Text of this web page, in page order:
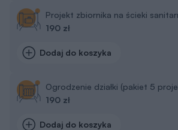
Projekt zbiornika na ścieki
190 zł
Dodaj do koszyka
Ogrodzenie działki (pakiet 5
190 zł
Dodaj do koszyka